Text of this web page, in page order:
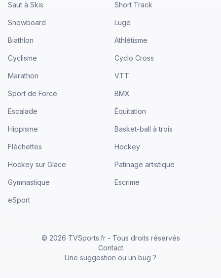
Saut à Skis Short Track
Snowboard Luge
Biathlon Athlétisme
Cyclisme Cyclo Cross
Marathon VTT
Sport de Force BMX
Escalade Équitation
Hippisme Basket-ball à trois
Fléchettes Hockey
Hockey sur Glace Patinage artistique
Gymnastique Escrime
eSport
© 2026 TVSports.fr - Tous droits réservés
Contact
Une suggestion ou un bug ?